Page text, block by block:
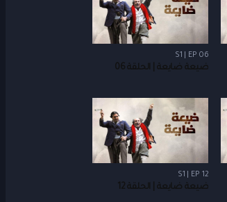
S1 | EP 06
ضيعة ضايعة | الحلقة 06
S1 | EP 12
ضيعة ضايعة | الحلقة 12